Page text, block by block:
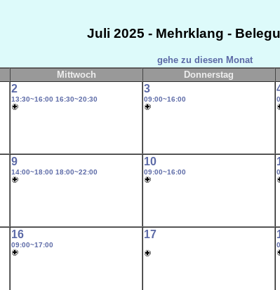
Juli 2025 - Mehrklang -
gehe zu diesen Monat
Mittwoch Donnerstag
2
13:30~16:00 16:30~20:30
3
09:00~16:00
9
14:00~18:00 18:00~22:00
10
09:00~16:00
16
09:00~17:00
17